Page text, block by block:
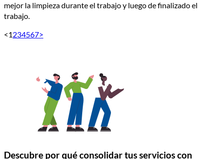
mejor la limpieza durante el trabajo y luego de finalizado el
trabajo.
<1234567>
Descubre por qué consolidar tus servicios con